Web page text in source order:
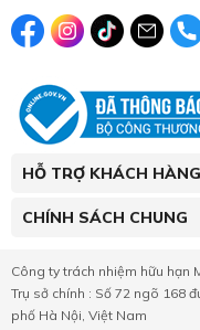
HỖ TRỢ KHÁCH HÀNG
CHÍNH SÁCH CHUNG
Công ty trách nhiệm hữu hạn
Trụ sở chính : Số 72 ngõ 168
phố Hà Nội, Việt Nam